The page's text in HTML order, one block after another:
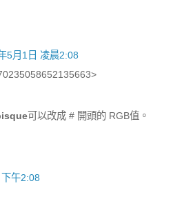
5月1日 凌晨2:08
可以改成 # 開頭的 RGB值。
午2:08